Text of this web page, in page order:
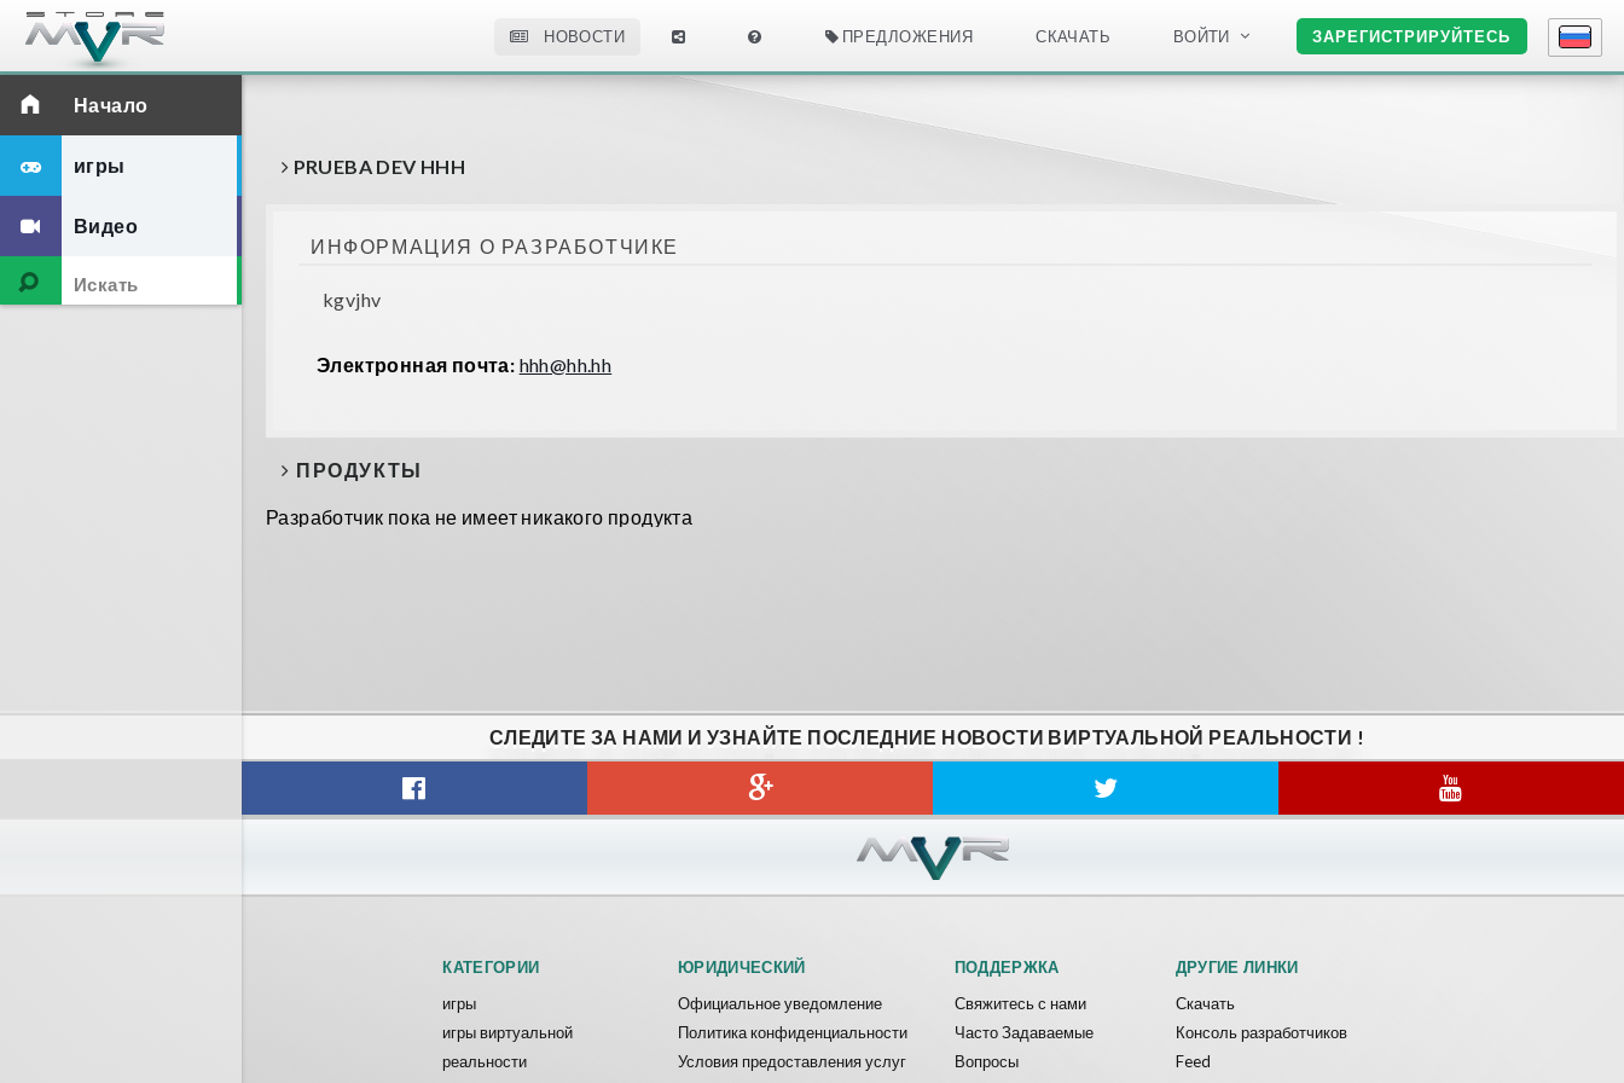
НОВОСТИ ПРЕДЛОЖЕНИЯ СКАЧАТЬ ВОЙТИ ЗАРЕГИСТРИРУЙТЕСЬ
Начало
игры
Видео
PRUEBA DEV HHH
ИНФОРМАЦИЯ О РАЗРАБОТЧИКЕ
kgvjhv
Электронная почта: hhh@hh.hh
ПРОДУКТЫ
Разработчик пока не имеет никакого продукта
СЛЕДИТЕ ЗА НАМИ И УЗНАЙТЕ ПОСЛЕДНИЕ НОВОСТИ ВИРТУАЛЬНОЙ РЕАЛЬНОСТИ !
КАТЕГОРИИ
игры
игры виртуальной
реальности
ЮРИДИЧЕСКИЙ
Официальное уведомление
Политика конфиденциальности
Условия предоставления услуг
ПОДДЕРЖКА
Свяжитесь с нами
Часто Задаваемые
Вопросы
ДРУГИЕ ЛИНКИ
Скачать
Консоль разработчиков
Feed